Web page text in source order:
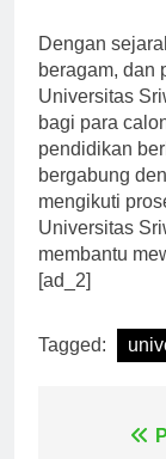
Dengan
beragam, dan
Universitas
bagi para
pendidikan
bergabung
mengikuti
Universitas
membantu
[ad_2]
Tagged: